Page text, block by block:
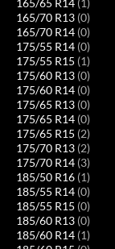
165/65 R14 (1)
165/70 R13 (0)
165/70 R14 (0)
175/55 R14 (0)
175/55 R15 (1)
175/60 R13 (0)
175/60 R14 (0)
175/65 R13 (0)
175/65 R14 (0)
175/65 R15 (2)
175/70 R13 (2)
175/70 R14 (3)
185/50 R16 (1)
185/55 R14 (0)
185/55 R15 (0)
185/60 R13 (0)
185/60 R14 (1)